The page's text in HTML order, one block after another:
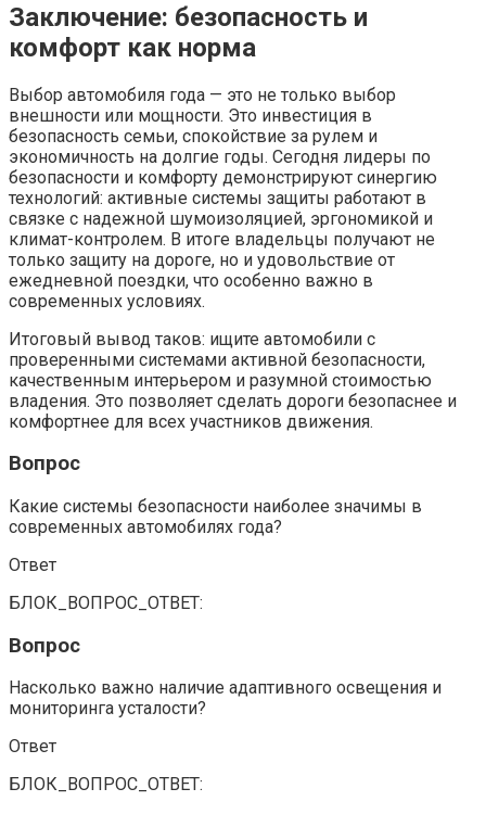
Заключение: безопасность и
комфорт как норма
Выбор автомобиля года — это не только выбор
внешности или мощности. Это инвестиция в
безопасность семьи, спокойствие за рулем и
экономичность на долгие годы. Сегодня лидеры по
безопасности и комфорту демонстрируют синергию
технологий: активные системы защиты работают в
связке с надежной шумоизоляцией, эргономикой и
климат-контролем. В итоге владельцы получают не
только защиту на дороге, но и удовольствие от
ежедневной поездки, что особенно важно в
современных условиях.
Итоговый вывод таков: ищите автомобили с
проверенными системами активной безопасности,
качественным интерьером и разумной стоимостью
владения. Это позволяет сделать дороги безопаснее и
комфортнее для всех участников движения.
Вопрос
Какие системы безопасности наиболее значимы в
современных автомобилях года?
Ответ
БЛОК_ВОПРОС_ОТВЕТ:
Вопрос
Насколько важно наличие адаптивного освещения и
мониторинга усталости?
Ответ
БЛОК_ВОПРОС_ОТВЕТ: